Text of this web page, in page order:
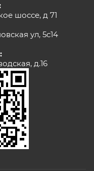
шоссе, д 71
ул, 5с14
д.16